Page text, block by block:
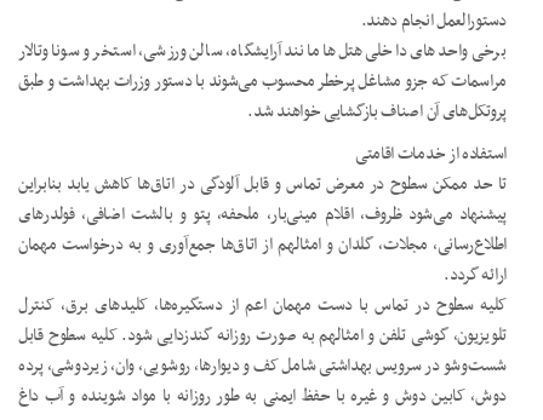
دستورالعمل انجام دهند.
برخی واحدهای داخلی هتل‌ها مانند آرایشگاه، سالن ورزشی، استخر و سونا وتالار
مراسمات که جزو مشاغل پرخطر محسوب می‌شوند با دستور وزرات بهداشت و طبق
پروتکل‌های آن اصناف بازگشایی خواهند شد.
استفاده از خدمات اقامتی
تا حد ممکن سطوح در معرض تماس و قابل آلودگی در اتاق‌ها کاهش یابد بنابراین
پیشنهاد می‌شود ظروف، اقلام مینی‌بار، ملحفه، پتو و بالشت اضافی، فولدر‌های
اطلاع‌رسانی، مجلات، گلدان و امثالهم از اتاق‌ها جمع‌آوری و به درخواست مهمان
ارائه گردد.
کلیه سطوح در تماس با دست مهمان اعم از دستگیره‌ها، کلیدهای برق، کنترل
تلویزیون، گوشی تلفن و امثالهم به صورت روزانه گندزدایی شود. کلیه سطوح قابل
شست‌وشو در سرویس بهداشتی شامل کف و دیوارها، روشویی، وان، زیردوشی، پرده
دوش، کابین دوش و غیره با حفظ ایمنی به طور روزانه با مواد شوینده و آب داغ